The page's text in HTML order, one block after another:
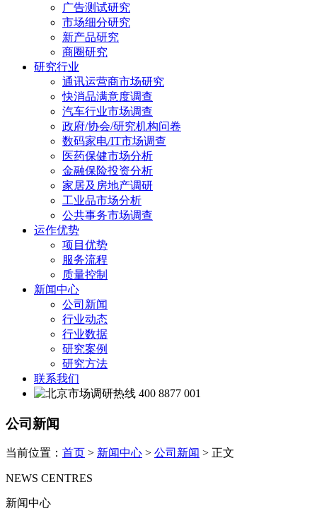
广告测试研究
市场细分研究
新产品研究
商圈研究
研究行业
通讯运营商市场研究
快消品满意度调查
汽车行业市场调查
政府/协会/研究机构问卷
数码家电/IT市场调查
医药保健市场分析
金融保险投资分析
家居及房地产调研
工业品市场分析
公共事务市场调查
运作优势
项目优势
服务流程
质量控制
新闻中心
公司新闻
行业动态
行业数据
研究案例
研究方法
联系我们
400 8877 001
公司新闻
当前位置： 首页 > 新闻中心 > 公司新闻 > 正文
NEWS CENTRES
新闻中心